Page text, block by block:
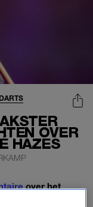
OVER
HAZES
over het
draait